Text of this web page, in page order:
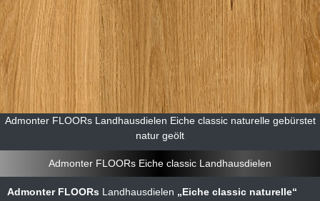
Admonter FLOORs Landhausdielen Eiche classic naturelle gebürstet
natur geölt
Admonter FLOORs Eiche classic Landhausdielen
Admonter FLOORs Landhausdielen
Eiche classic naturelle